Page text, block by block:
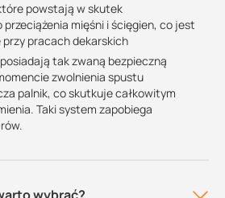
powstają w skutek
mięśni i ścięgien, co jest
przy pracach dekarskich
tak zwaną bezpieczną
zwolnienia spustu
palnik, co skutkuje całkowitym
Taki system zapobiega